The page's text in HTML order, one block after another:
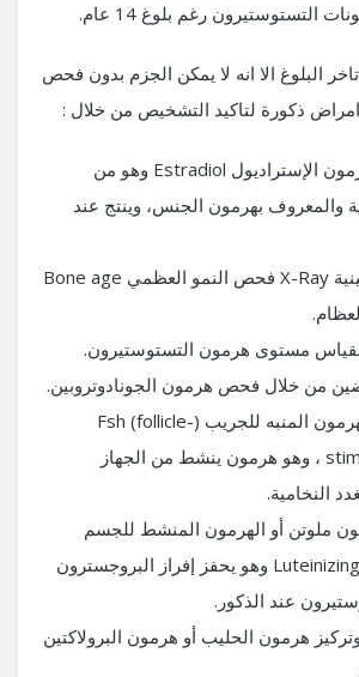
التستوستيرون رغم بلوغ 14 عام.
البلوغ الا انه لا يمكن الجزم بدون فحص
ذكورة لتاكيد التشخيص من خلال :
فحص مستويات هرمون الإستراديول Estradiol وهو من
والمعروف بهرمون الجنس، وينتج عند
فحص بالأشعة السينية X-Ray فحص النمو العظمي Bone age
مستوى هرمون التستوستيرون.
من خلال فحص هرمون الجونادوتروبين.
فحص مستويات الهرمون المنبه للجريب (Fsh (follicle-
stimulating hormone ، وهو هرمون ينشط من الجهاز
النخامية.
ملوتن أو الهرمون المنشط للجسم
الأصفر Luteinizing hormone وهو يحفز إفراز البروجسترون
عند الذكور.
هرمون الحليب أو هرمون البرولاكتين